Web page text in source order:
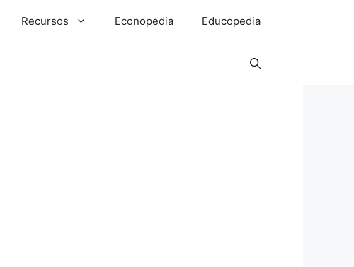
Recursos Econopedia Educopedia